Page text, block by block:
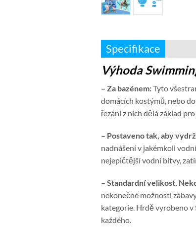
Specifikace
Výhoda
– Za bazénem:Tyto
domácích kostýmů, nebo
řezání z nich dělá základ
– Postaveno tak, aby
nadnášení v jakémkoli
nejepičtější vodní bitvy,
– Standardní velikost,
nekonečné možnosti
kategorie. Hrdě vyrobeno
každého.